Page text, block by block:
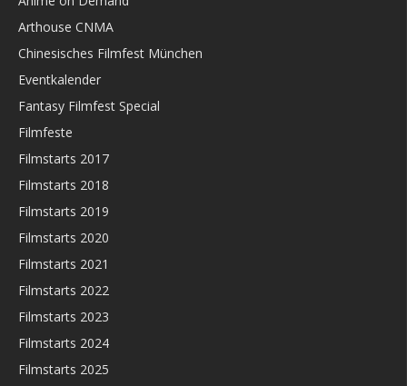
Arthouse CNMA
Chinesisches Filmfest München
Eventkalender
Fantasy Filmfest Special
Filmfeste
Filmstarts 2017
Filmstarts 2018
Filmstarts 2019
Filmstarts 2020
Filmstarts 2021
Filmstarts 2022
Filmstarts 2023
Filmstarts 2024
Filmstarts 2025